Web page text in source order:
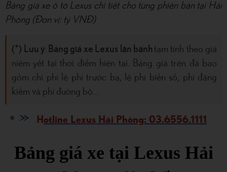
Bảng giá xe ô tô Lexus chi tiết cho từng phiên bản tại Hải
Phòng (Đơn vị: tỷ VNĐ)
(*) Lưu ý: Bảng giá xe Lexus lăn bánh tạm tính theo giá
niêm yết tại thời điểm hiện tại. Bảng giá trên đã bao
gồm chi phí lệ phí trước bạ, lệ phí biển số, phí đăng
kiểm và phí đường bộ...
H otline Lexus Hải Phòng: 03.6556.1111
Bảng giá xe tại Lexus Hải